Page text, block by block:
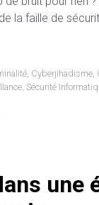
la faille de
, Cyberjihadisme,
, Sécurité
une